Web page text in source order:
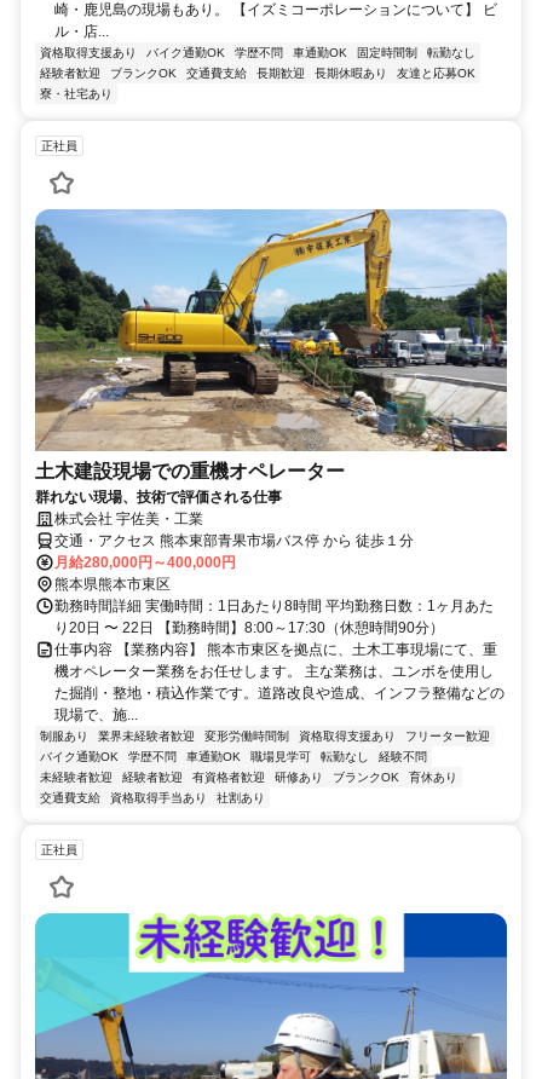
崎・鹿児島の現場もあり。 【イズミコーポレーションについて】 ビ
ル・店...
資格取得支援あり バイク通勤OK 学歴不問 車通勤OK 固定時間制
転勤なし
経験者歓迎
ブランクOK 交通費支給 長期歓迎 長期休暇あり
友達と応募OK
寮・社宅あり
正社員
土木建設現場での重機オペレーター
群れない現場、技術で評価される仕事
株式会社 宇佐美・工業
交通・アクセス 熊本東部青果市場バス停 から 徒歩１分
月給280,000円～400,000円
熊本県熊本市東区
勤務時間詳細 実働時間：1日あたり8時間 平均勤務日数：1ヶ月あた
り20日 〜 22日 【勤務時間】8:00～17:30（休憩時間90分）
仕事内容 【業務内容】 熊本市東区を拠点に、土木工事現場にて、重
機オペレーター業務をお任せします。 主な業務は、ユンボを使用し
た掘削・整地・積込作業です。道路改良や造成、インフラ整備などの
現場で、施...
制服あり 業界未経験者歓迎 変形労働時間制 資格取得支援あり
フリーター歓迎
バイク通勤OK
学歴不問 車通勤OK 職場見学可 転勤なし
経験不問
未経験者歓迎
経験者歓迎 有資格者歓迎 研修あり ブランクOK
育休あり
交通費支給
資格取得手当あり 社割あり
正社員